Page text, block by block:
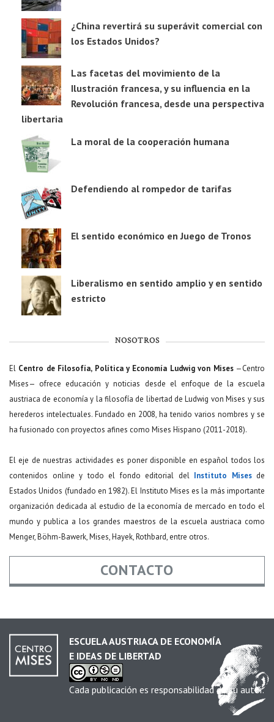
¿China revertirá su superávit comercial con
los Estados Unidos?
Las facetas del movimiento de la
Ilustración francesa, y su influencia en la
Revolución francesa, desde una perspectiva
libertaria
La moral de la cooperación humana
Defendiendo al rompedor de tarifas
El sentido económico en Juego de Tronos
Liberalismo en sentido amplio y en sentido
estricto
NOSOTROS
El Centro de Filosofía, Política y Economía Ludwig von Mises—Centro
Mises— ofrece educación y noticias desde el enfoque de la escuela
austriaca de economía y la filosofía de libertad de Ludwig von Mises y sus
herederos intelectuales. Fundado en 2008, ha tenido varios nombres y se
ha fusionado con proyectos afines como Mises Hispano (2011-2018).
El eje de nuestras actividades es poner disponible en español todos los
contenidos online y todo el fondo editorial del Instituto Misesde
Estados Unidos (fundado en 1982). El Instituto Mises es la más importante
organización dedicada al estudio de la economía de mercado en todo el
mundo y publica a los grandes maestros de la escuela austriaca como
Menger, Böhm-Bawerk, Mises, Hayek, Rothbard, entre otros.
CONTACTO
Email *
ESCUELA AUSTRIACA DE ECONOMÍA
E IDEAS DE LIBERTAD
Cada publicación es responsabilidad de su autor.